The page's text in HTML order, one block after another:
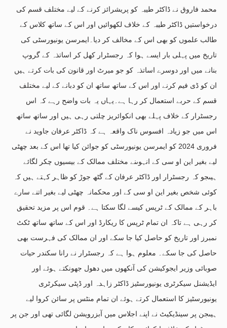
محمد فاروق نے ڈاکٹر طیبہ کو پریشرائز کرنے کے لیے مختلف قسم کی
درخواستیں ڈاکٹر طیبہ کے خلاف لکھوائیں اور اس کے ساتھ کلاس کے
طالب علموں کو بھی اس کے مخالف کر دیا۔ایمرسن یونیورسٹی کی
تاریخ میں پہلی بار ایسے ہوا کہ رجسٹرار کھل کر اساتذہ کے گروپ
بنانے میں اور دوسرے اساتذہ کو جو میرٹ اور قانون کی بات کرتے ہیں
ان کو ڈی فیم کرنے اور اس کے ساتھ ساتھ ان کو دبانے کے لیے مختلف
قسم کے حربے استعمال کر رہا ہے۔یہاں یہ بات واضح رہے کہ اس
رجسٹرار کے خلاف پہلے بھی انکوائریز چلتی رہی ہیں اور ساتھ ساتھ
اس میں جو زیادہ افسوس ناک واقعہ ہے کہ ڈاکٹر عرفان جاوید نے
فروری 2024 کو ایمرسن یونیورسٹی کو جوائن کیا تھا اس کے بعد چھٹی
لیے بغیر این او سی کے انہوںنے مختلف ممالک کے بیسیوں چکر لگائے
ہیںجو کہ رجسٹرار اور ڈاکٹر عرفان کے گٹھ جوڑ کو ظاہر کہتے ہیں کہ
کوئی شخص بغیر این او سی کے اور محکمانہ چھٹی لیے بغیر اتنے سارے
باہر کے ممالک کے ٹرپس کیسے لگا سکتا ہے۔ قوم اس پر مزید تحقیق
کر رہی ہے تاکہ ان تمام ٹرپس کا ریکارڈ اور اس کے ساتھ ساتھ ٹکٹ
نمبرز اور تاریخ کو حاصل کیا جا سکے اور ان ممالک کی فہرست بھی
حاصل کی جا سکے۔ معلوم ہوا ہے کہ رجسٹرار نے رانا سکندر حیات
صوبائی وزیر ایجوکیشن کی آنکھوں میں دھول جھونکتے ہوئے اور
ایڈیشنل سیکرٹری یونیورسٹیز ڈاکٹر زاہدہ اور ڈپٹی سیکرٹری
یونیورسٹیز کا استعمال کرتے ہوئے ان تمام منٹس پر سائن کروا لیے
ہیںجن پر سینڈیکیٹ نے اپنے اجلاس میں آبزرویشن لگائی تھی اور جن پر